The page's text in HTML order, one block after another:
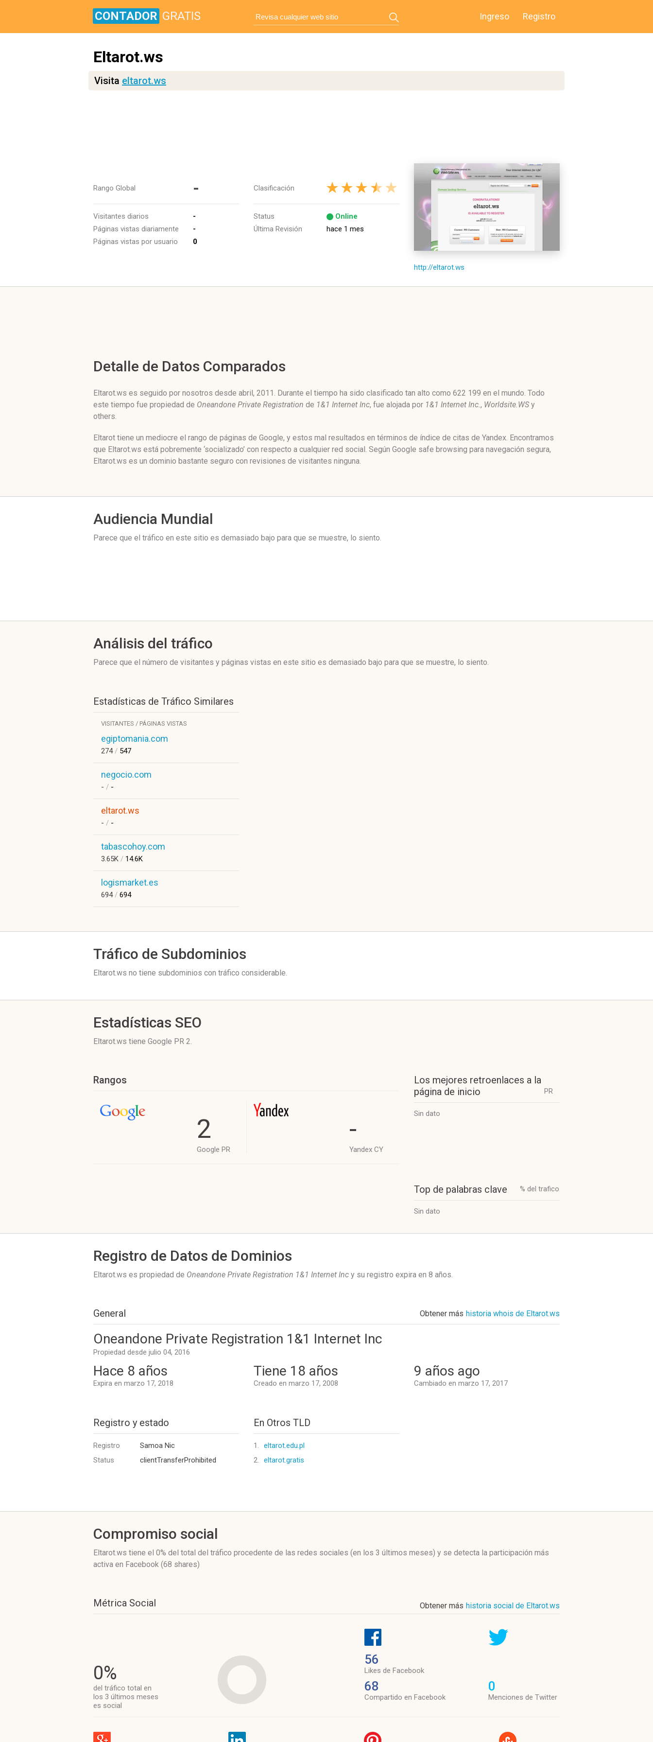
CONTADOR GRATIS Ingreso Registro
Eltarot.ws
Visita eltarot.ws
Rango Global -
Visitantes diarios
-
Páginas vistas diariamente
-
Páginas vistas por usuario
0
Clasificación
Status
Online
Última Revisión
hace 1 mes
http://eltarot.ws
Detalle de Datos Comparados
Eltarot.ws es seguido por nosotros desde abril, 2011. Durante el tiempo ha sido clasificado tan alto como 622 199 en el mundo. Todo
este tiempo fue propiedad de Oneandone Private Registration de 1&1 Internet Inc, fue alojada por 1&1 Internet Inc., Worldsite.WS y
others.
Eltarot tiene un mediocre el rango de páginas de Google, y estos mal resultados en términos de índice de citas de Yandex. Encontramos
que Eltarot.ws está pobremente ‘socializado’ con respecto a cualquier red social. Según Google safe browsing para navegación segura,
Eltarot.ws es un dominio bastante seguro con revisiones de visitantes ninguna.
Audiencia Mundial
Parece que el tráfico en este sitio es demasiado bajo para que se muestre, lo siento.
Análisis del tráfico
Parece que el número de visitantes y páginas vistas en este sitio es demasiado bajo para que se muestre, lo siento.
Estadísticas de Tráfico Similares
VISITANTES / PÁGINAS VISTAS
egiptomania.com
274/ 547
negocio.com
- / -
eltarot.ws
- / -
tabascohoy.com
3.65K / 14.6K
logismarket.es
694/ 694
Tráfico de Subdominios
Eltarot.ws no tiene subdominios con tráfico considerable.
Estadísticas SEO
Eltarot.ws tiene Google PR 2.
Rangos
2
Google PR
-
Yandex CY
Los mejores retroenlaces a la
página de inicio
PR
Sin dato
Top de palabras clave % del trafico
Sin dato
Registro de Datos de Dominios
Eltarot.ws es propiedad de Oneandone Private Registration 1&1 Internet Inc y su registro expira en 8 años.
General Obtener más historia whois de Eltarot.ws
Oneandone Private Registration 1&1 Internet Inc
Propiedad desde julio 04, 2016
Hace 8 años
Expira en marzo 17, 2018
Tiene 18 años
Creado en marzo 17, 2008
9 años ago
Cambiado en marzo 17, 2017
Registro y estado
Registro
Samoa Nic
Status
clientTransferProhibited
En Otros TLD
1.
eltarot.edu.pl
2.
eltarot.gratis
Compromiso social
Eltarot.ws tiene el 0% del total del tráfico procedente de las redes sociales (en los 3 últimos meses) y se detecta la participación más
activa en Facebook (68 shares)
Métrica Social Obtener más historia social de Eltarot.ws
0%
del tráfico total en
los 3 últimos meses
es social
56
Likes de Facebook
68
Compartido en Facebook
0
Menciones de Twitter